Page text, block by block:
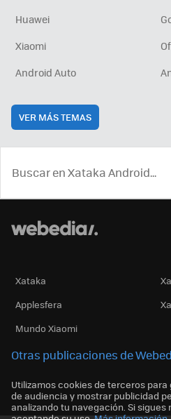
Huawei
Xiaomi
Android Auto
VER MÁS TEMAS
Xataka
Applesfera
Mundo Xiaomi
Otras publicaciones de
Utilizamos cookies de terceros
de audiencia y mostrar publicidad
analizando tu navegación. Si